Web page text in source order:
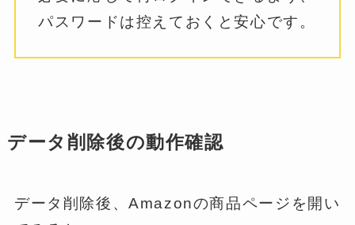
パスワードは控えておくと安心です。
データ削除後の動作確認
データ削除後、Amazonの商品ページを開い